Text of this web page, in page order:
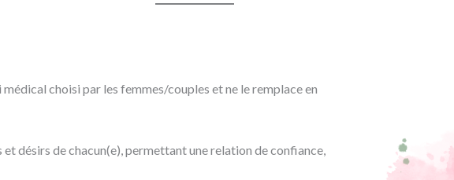
choisi par les femmes/couples et ne le remplace en
désirs de chacun(e), permettant une relation de confiance,